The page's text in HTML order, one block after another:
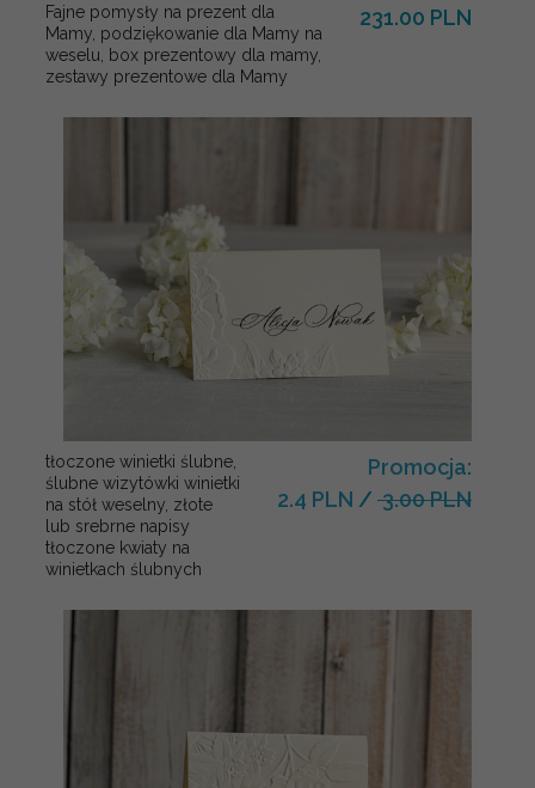
Fajne pomysły na prezent dla
Mamy, podziękowanie dla Mamy na
weselu, box prezentowy dla mamy,
zestawy prezentowe dla Mamy
231.00 PLN
tłoczone winietki ślubne,
ślubne wizytówki winietki
na stół weselny, złote
lub srebrne napisy
tłoczone kwiaty na
winietkach ślubnych
Promocja:
2.4 PLN / 3.00 PLN